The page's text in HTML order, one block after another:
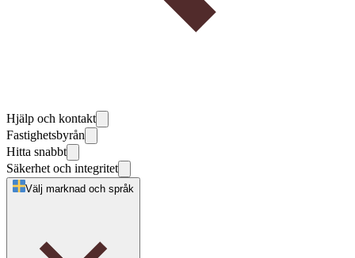
Hjälp och kontakt
Fastighetsbyrån
Hitta snabbt
Säkerhet och integritet
Välj marknad och språk